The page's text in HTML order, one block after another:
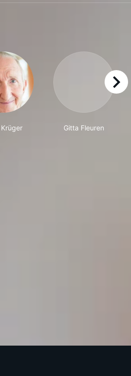
Gitta Fleuren
right